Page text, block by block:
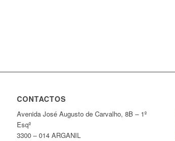
CONTACTOS
Avenida José Augusto de Carvalho, 8B – 1º
Esqº
3300 – 014 ARGANIL